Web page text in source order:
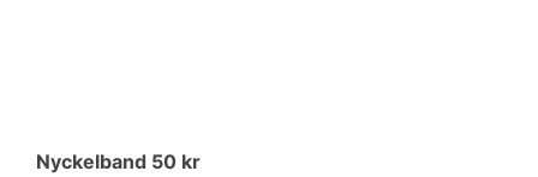
Nyckelband 50 kr